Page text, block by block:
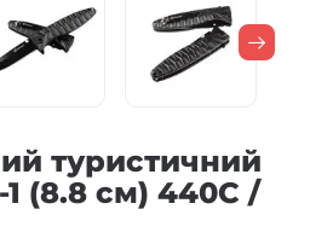
туристичний
1 (8.8 см) 440C /